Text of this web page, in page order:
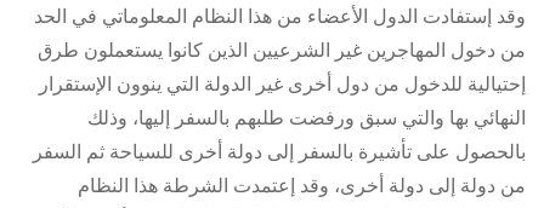
وقد إستفادت الدول الأعضاء من هذا النظام المعلوماتي في الحد
من دخول المهاجرين غير الشرعيين الذين كانوا يستعملون طرق
إحتيالية للدخول من دول أخرى غير الدولة التي ينوون الإستقرار
النهائي بها والتي سبق ورفضت طلبهم بالسفر إليها، وذلك
بالحصول على تأشيرة بالسفر إلى دولة أخرى للسياحة ثم السفر
من دولة إلى دولة أخرى، وقد إعتمدت الشرطة هذا النظام